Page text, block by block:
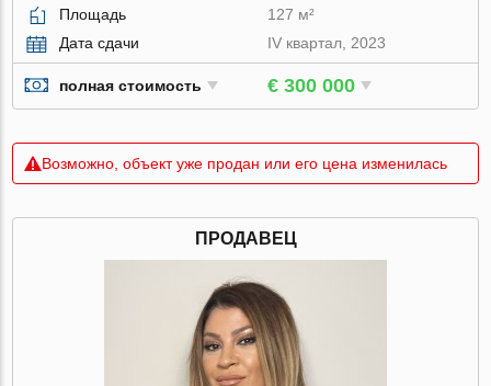
Площадь
127 м²
Дата сдачи
IV квартал, 2023
полная стоимость € 300 000
Возможно, объект уже продан или его цена изменилась
ПРОДАВЕЦ